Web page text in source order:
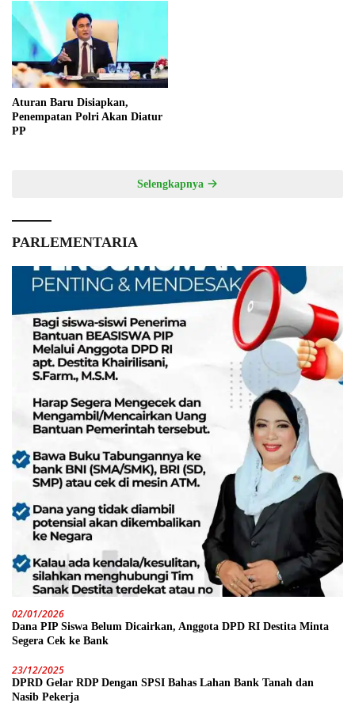
Aturan Baru Disiapkan,
Penempatan Polri Akan Diatur
PP
Selengkapnya
PARLEMENTARIA
02/01/2026
Dana PIP Siswa Belum Dicairkan, Anggota DPD RI Destita Minta
Segera Cek ke Bank
23/12/2025
DPRD Gelar RDP Dengan SPSI Bahas Lahan Bank Tanah dan
Nasib Pekerja